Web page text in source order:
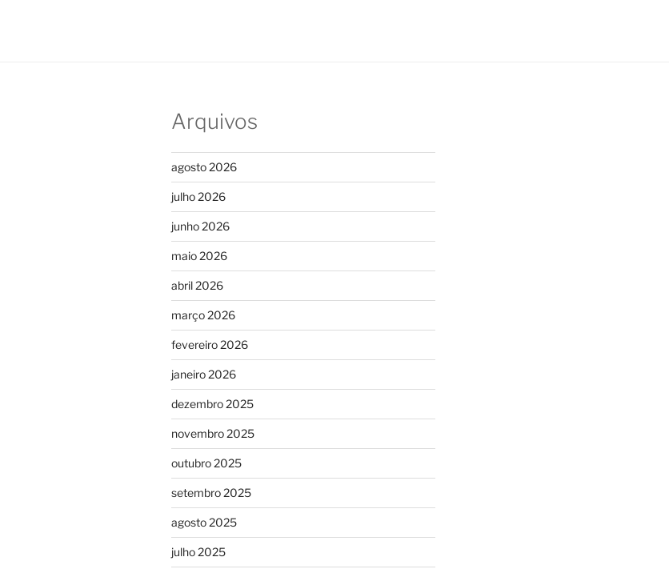
Arquivos
agosto 2026
julho 2026
junho 2026
maio 2026
abril 2026
março 2026
fevereiro 2026
janeiro 2026
dezembro 2025
novembro 2025
outubro 2025
setembro 2025
agosto 2025
julho 2025